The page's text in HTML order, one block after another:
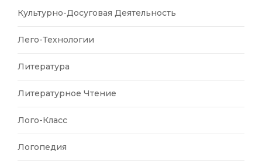
Культурно-Досуговая Деятельность
Лего-Технологии
Литература
Литературное Чтение
Лого-Класс
Логопедия